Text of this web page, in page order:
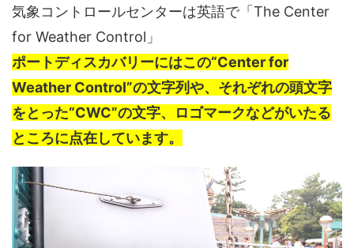
気象コントロールセンターは英語で「The Center
for Weather Control」
ポートディスカバリーにはこの“Center for
Weather Control”の文字列や、それぞれの頭文字
をとった“CWC”の文字、ロゴマークなどがいたる
ところに点在しています。